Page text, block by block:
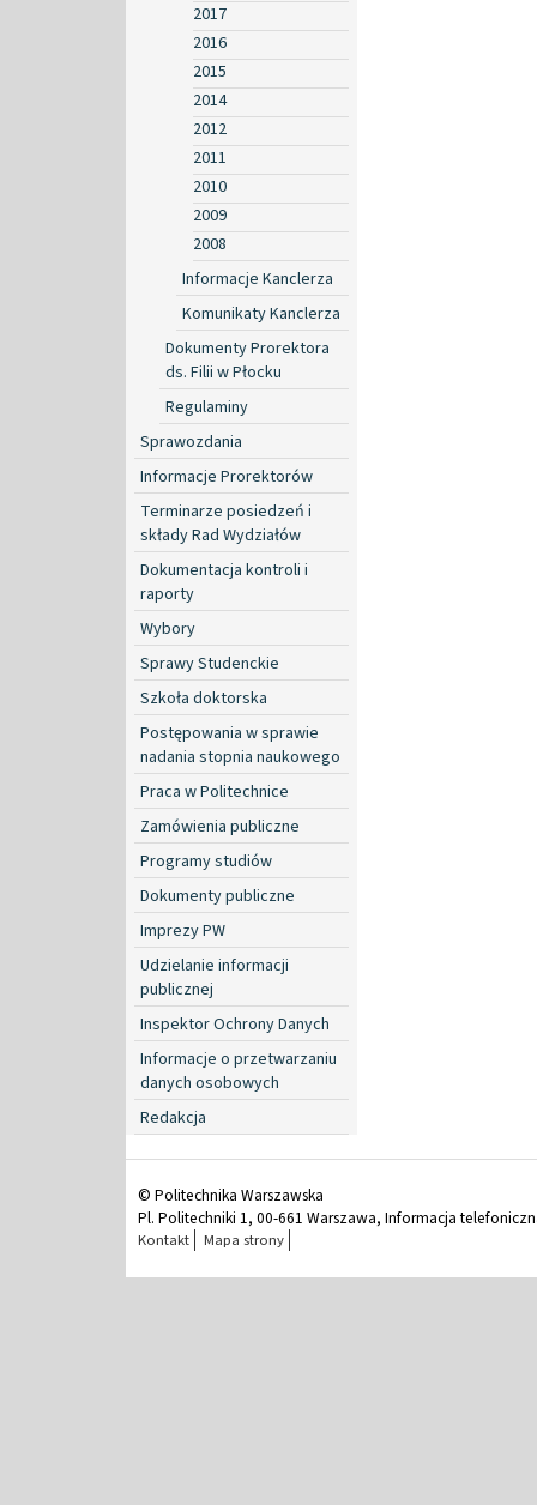
2017
2016
2015
2014
2012
2011
2010
2009
2008
Informacje Kanclerza
Komunikaty Kanclerza
Dokumenty Prorektora
ds. Filii w Płocku
Regulaminy
Sprawozdania
Informacje Prorektorów
Terminarze posiedzeń i
składy Rad Wydziałów
Dokumentacja kontroli i
raporty
Wybory
Sprawy Studenckie
Szkoła doktorska
Postępowania w sprawie
nadania stopnia naukowego
Praca w Politechnice
Zamówienia publiczne
Programy studiów
Dokumenty publiczne
Imprezy PW
Udzielanie informacji
publicznej
Inspektor Ochrony Danych
Informacje o przetwarzaniu
danych osobowych
Redakcja
© Politechnika Warszawska
Pl. Politechniki 1, 00-661 Warszawa, Informacja
Kontakt Mapa strony